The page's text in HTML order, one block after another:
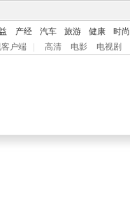
产经 汽车 旅游 健康 时尚
客户端 高清 电影 电视剧